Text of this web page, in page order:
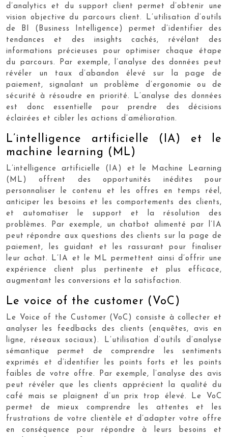
d’analytics et du support client permet d’obtenir une
vision objective du parcours client. L’utilisation d’outils
de BI (Business Intelligence) permet d’identifier des
tendances et des insights cachés, révélant des
informations précieuses pour optimiser chaque étape
du parcours. Par exemple, l’analyse des données peut
révéler un taux d’abandon élevé sur la page de
paiement, signalant un problème d’ergonomie ou de
sécurité à résoudre en priorité. L’analyse des données
est donc essentielle pour prendre des décisions
éclairées et cibler les actions d’amélioration.
L’intelligence artificielle (IA) et le
machine learning (ML)
L’intelligence artificielle (IA) et le Machine Learning
(ML) offrent des opportunités inédites pour
personnaliser le contenu et les offres en temps réel,
anticiper les besoins et les comportements des clients,
et automatiser le support et la résolution des
problèmes. Par exemple, un chatbot alimenté par l’IA
peut répondre aux questions des clients sur la page de
paiement, les guidant et les rassurant pour finaliser
leur achat. L’IA et le ML permettent ainsi d’offrir une
expérience client plus pertinente et plus efficace,
augmentant les conversions et la satisfaction.
Le voice of the customer (VoC)
Le Voice of the Customer (VoC) consiste à collecter et
analyser les feedbacks des clients (enquêtes, avis en
ligne, réseaux sociaux). L’utilisation d’outils d’analyse
sémantique permet de comprendre les sentiments
exprimés et d’identifier les points forts et les points
faibles de votre offre. Par exemple, l’analyse des avis
peut révéler que les clients apprécient la qualité du
café mais se plaignent d’un prix trop élevé. Le VoC
permet de mieux comprendre les attentes et les
frustrations de votre clientèle et d’adapter votre offre
en conséquence pour répondre à leurs besoins et